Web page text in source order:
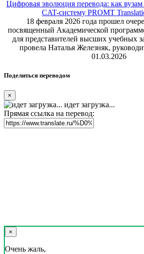
Цифровая эволюция перевода: как
CAT-систему PROMT
18 февраля 2026 года прошел
посвященный Академической
для представителей высших учебных
провела Наталья Железняк,
01.03.2026
Поделиться переводом
×
идет загрузка...
Прямая ссылка на перевод:
×
Очень жаль,